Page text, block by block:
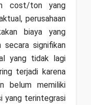
cost/ton yang
perusahaan
biaya yang
secara signifikan
yang tidak lagi
terjadi karena
belum memiliki
yang terintegrasi